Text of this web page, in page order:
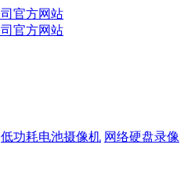
低功耗电池摄像机 网络硬盘录像